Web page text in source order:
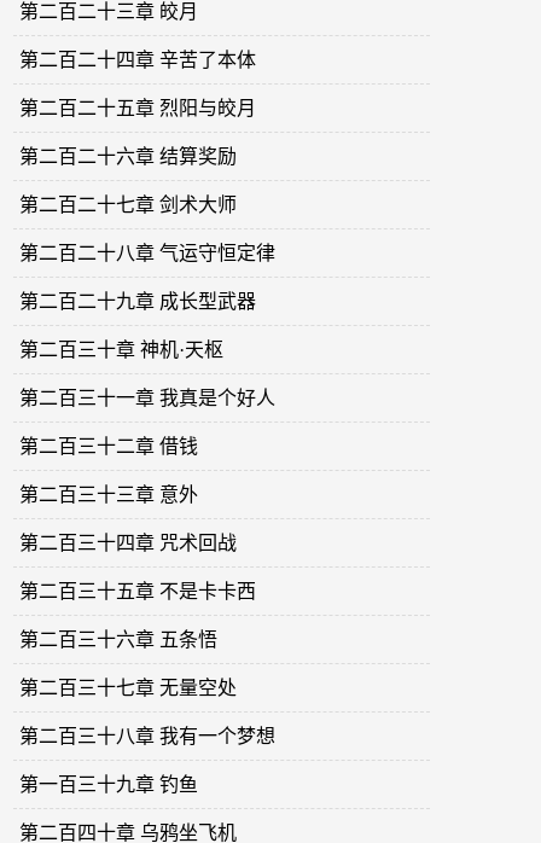
第二百二十三章 皎月
第二百二十四章 辛苦了本体
第二百二十五章 烈阳与皎月
第二百二十六章 结算奖励
第二百二十七章 剑术大师
第二百二十八章 气运守恒定律
第二百二十九章 成长型武器
第二百三十章 神机·天枢
第二百三十一章 我真是个好人
第二百三十二章 借钱
第二百三十三章 意外
第二百三十四章 咒术回战
第二百三十五章 不是卡卡西
第二百三十六章 五条悟
第二百三十七章 无量空处
第二百三十八章 我有一个梦想
第一百三十九章 钓鱼
第二百四十章 乌鸦坐飞机